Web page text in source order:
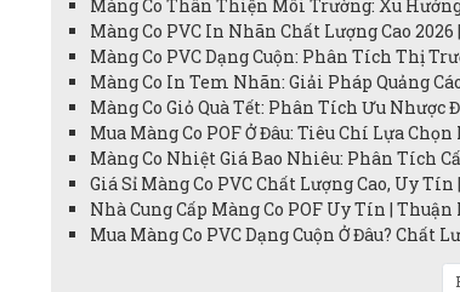
Màng Co Thân Thiện Môi Trường: Xu
Màng Co PVC In Nhãn Chất Lượng Cao
Màng Co PVC Dạng Cuộn: Phân Tích Thị
Màng Co In Tem Nhãn: Giải Pháp Quảng
Màng Co Giỏ Quà Tết: Phân Tích Ưu Nhược
Mua Màng Co POF Ở Đâu: Tiêu Chí Lựa
Màng Co Nhiệt Giá Bao Nhiêu: Phân Tích
Giá Sỉ Màng Co PVC Chất Lượng Cao, Uy Tín
Nhà Cung Cấp Màng Co POF Uy Tín |
Mua Màng Co PVC Dạng Cuộn Ở Đâu? Chất